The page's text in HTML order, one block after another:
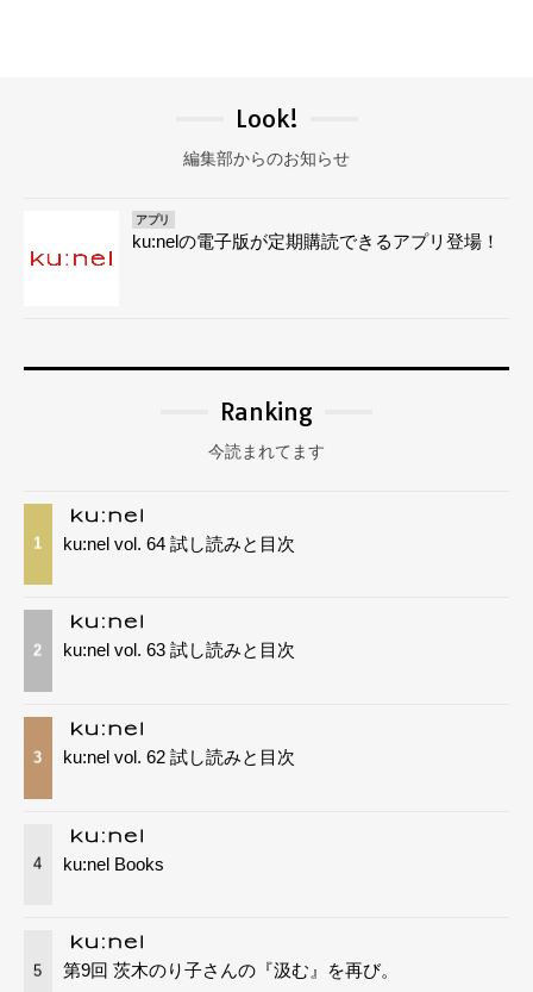
Look!
編集部からのお知らせ
アプリ
ku:nelの電子版が定期購読できるアプリ登場！
Ranking
今読まれてます
1 ku:nel vol. 64 試し読みと目次
2 ku:nel vol. 63 試し読みと目次
3 ku:nel vol. 62 試し読みと目次
4 ku:nel Books
5 第9回 茨木のり子さんの『汲む』を再び。